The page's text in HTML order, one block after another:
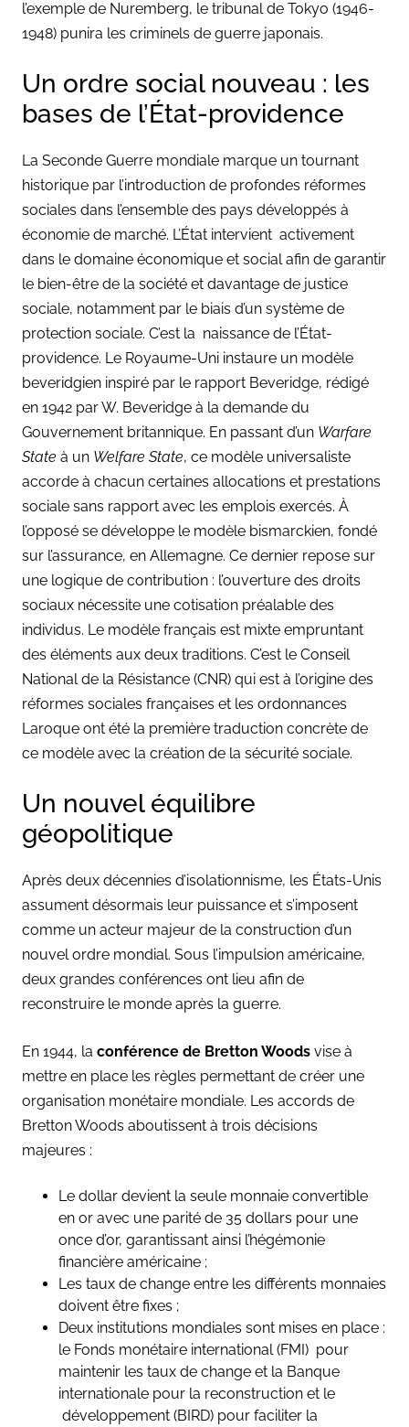
l’exemple de Nuremberg, le tribunal de Tokyo (1946-
1948) punira les criminels de guerre japonais.
Un ordre social nouveau : les
bases de l’État-providence
La Seconde Guerre mondiale marque un tournant
historique par l’introduction de profondes réformes
sociales dans l’ensemble des pays développés à
économie de marché. L’État intervient activement
dans le domaine économique et social afin de garantir
le bien-être de la société et davantage de justice
sociale, notamment par le biais d’un système de
protection sociale. C’est la naissance de l’État-
providence. Le Royaume-Uni instaure un modèle
beveridgien inspiré par le rapport Beveridge, rédigé
en 1942 par W. Beveridge à la demande du
Gouvernement britannique. En passant d’un Warfare
State à un Welfare State, ce modèle universaliste
accorde à chacun certaines allocations et prestations
sociale sans rapport avec les emplois exercés. À
l’opposé se développe le modèle bismarckien, fondé
sur l’assurance, en Allemagne. Ce dernier repose sur
une logique de contribution : l’ouverture des droits
sociaux nécessite une cotisation préalable des
individus. Le modèle français est mixte empruntant
des éléments aux deux traditions. C’est le Conseil
National de la Résistance (CNR) qui est à l’origine des
réformes sociales françaises et les ordonnances
Laroque ont été la première traduction concrète de
ce modèle avec la création de la sécurité sociale.
Un nouvel équilibre
géopolitique
Après deux décennies d’isolationnisme, les États-Unis
assument désormais leur puissance et s’imposent
comme un acteur majeur de la construction d’un
nouvel ordre mondial. Sous l’impulsion américaine,
deux grandes conférences ont lieu afin de
reconstruire le monde après la guerre.
En 1944, la conférence de Bretton Woods vise à
mettre en place les règles permettant de créer une
organisation monétaire mondiale. Les accords de
Bretton Woods aboutissent à trois décisions
majeures :
Le dollar devient la seule monnaie convertible
en or avec une parité de 35 dollars pour une
once d’or, garantissant ainsi l’hégémonie
financière américaine ;
Les taux de change entre les différents monnaies
doivent être fixes ;
Deux institutions mondiales sont mises en place :
le Fonds monétaire international (FMI) pour
maintenir les taux de change et la Banque
internationale pour la reconstruction et le
développement (BIRD) pour faciliter la